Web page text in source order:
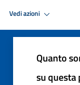
Vedi azioni
Quanto
su questa